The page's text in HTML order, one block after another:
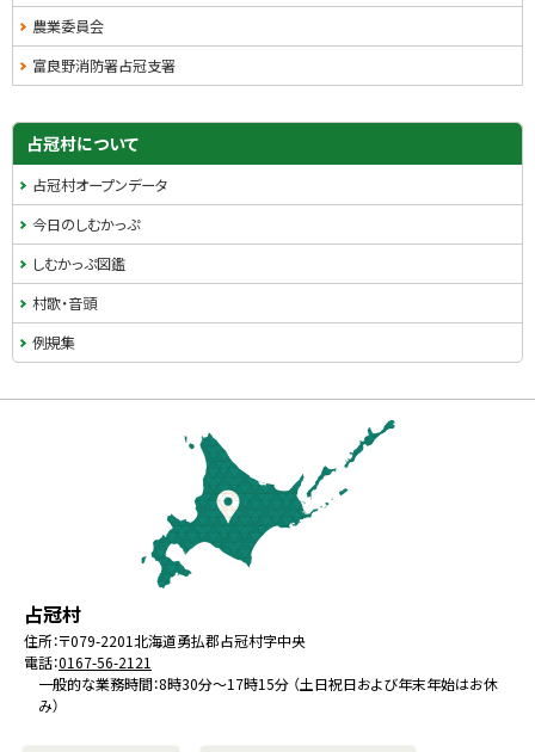
農業委員会
富良野消防署占冠支署
占冠村について
占冠村オープンデータ
今日のしむかっぷ
しむかっぷ図鑑
村歌・音頭
例規集
北
海
道
占冠村役
場
住所：〒079-2201北海道勇払郡占冠村字中央
電話：0167-56-2121
一般的な業務時間：8時30分～17時15分 （土日祝日および年末年始はお休
み）